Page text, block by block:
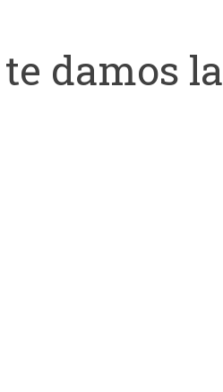
damos la